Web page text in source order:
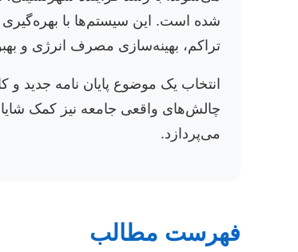
تراکم، بهینه‌سازی مصرف انرژی و
انتخاب یک موضوع پایان نامه جدید
می‌پردازد.
فهرست مطالب